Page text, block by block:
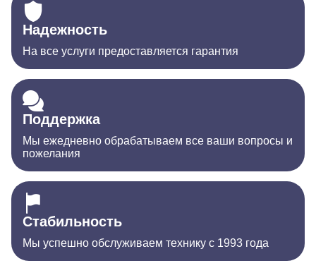
Надежность
На все услуги предоставляется гарантия
Поддержка
Мы ежедневно обрабатываем все ваши вопросы и
пожелания
Стабильность
Мы успешно обслуживаем технику с 1993 года